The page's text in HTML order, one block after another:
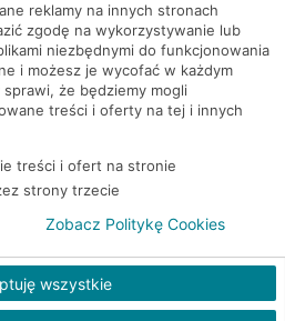
S.A. Wszelkie prawa zastrzeżone
reklamy na innych stronach
zgodę na wykorzystywanie lub
niezbędnymi do funkcjonowania
i możesz je wycofać w każdym
że będziemy mogli
treści i oferty na tej i innych
treści i ofert na stronie
strony trzecie
wszystkie
Zobacz Politykę Cookies